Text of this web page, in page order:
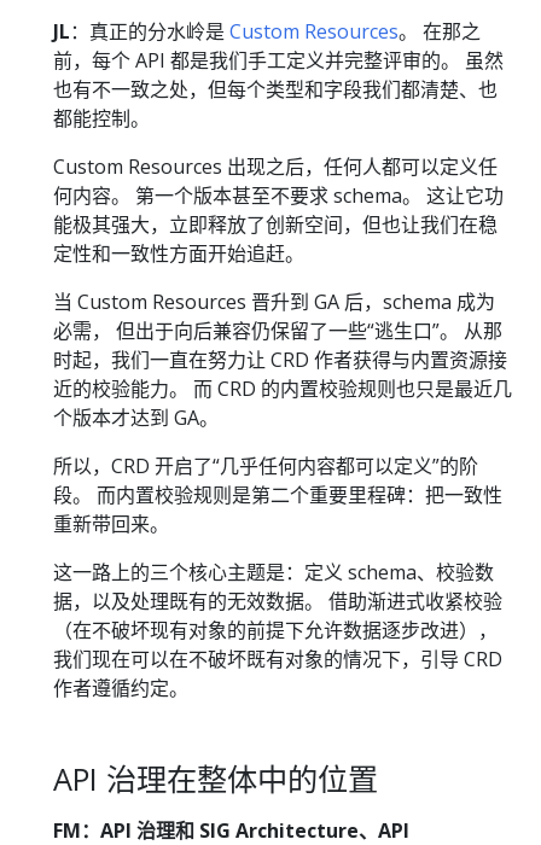
JL：真正的分水岭是 Custom Resources。 在那之
前，每个 API 都是我们手工定义并完整评审的。 虽然
也有不一致之处，但每个类型和字段我们都清楚、也
都能控制。
Custom Resources 出现之后，任何人都可以定义任
何内容。 第一个版本甚至不要求 schema。 这让它功
能极其强大，立即释放了创新空间，但也让我们在稳
定性和一致性方面开始追赶。
当 Custom Resources 晋升到 GA 后，schema 成为
必需， 但出于向后兼容仍保留了一些“逃生口”。 从那
时起，我们一直在努力让 CRD 作者获得与内置资源接
近的校验能力。 而 CRD 的内置校验规则也只是最近几
个版本才达到 GA。
所以，CRD 开启了“几乎任何内容都可以定义”的阶
段。 而内置校验规则是第二个重要里程碑：把一致性
重新带回来。
这一路上的三个核心主题是：定义 schema、校验数
据，以及处理既有的无效数据。 借助渐进式收紧校验
（在不破坏现有对象的前提下允许数据逐步改进），
我们现在可以在不破坏既有对象的情况下，引导 CRD
作者遵循约定。
API 治理在整体中的位置
FM：API 治理和 SIG Architecture、API